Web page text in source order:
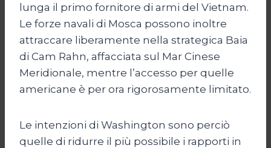
lunga il primo fornitore di armi del Vietnam.
Le forze navali di Mosca possono inoltre
attraccare liberamente nella strategica Baia
di Cam Rahn, affacciata sul Mar Cinese
Meridionale, mentre l’accesso per quelle
americane è per ora rigorosamente limitato.
Le intenzioni di Washington sono perciò
quelle di ridurre il più possibile i rapporti in